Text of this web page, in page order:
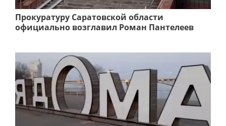
Прокуратуру Саратовской области
официально возглавил Роман Пантелеев